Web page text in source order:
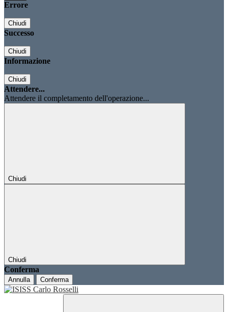
Errore
Chiudi
Successo
Chiudi
Informazione
Chiudi
Attendere...
Attendere il completamento dell'operazione...
Chiudi
Chiudi
Conferma
Annulla Conferma